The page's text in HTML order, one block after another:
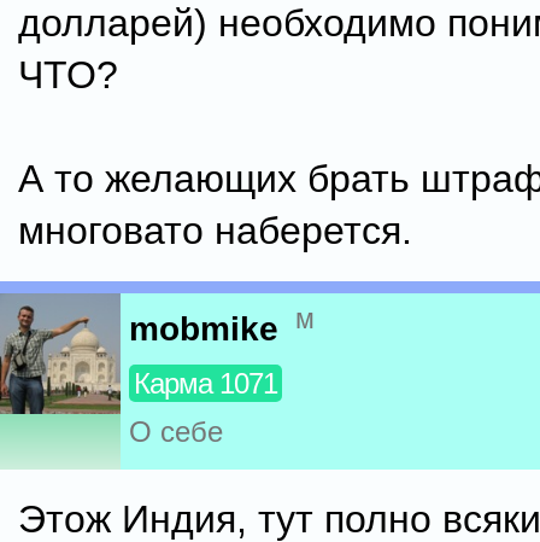
долларей) необходимо
ЧТО?
А то желающих брать
многовато наберется.
mobmike м
Карма 1071
О себе
Этож Индия, тут полно